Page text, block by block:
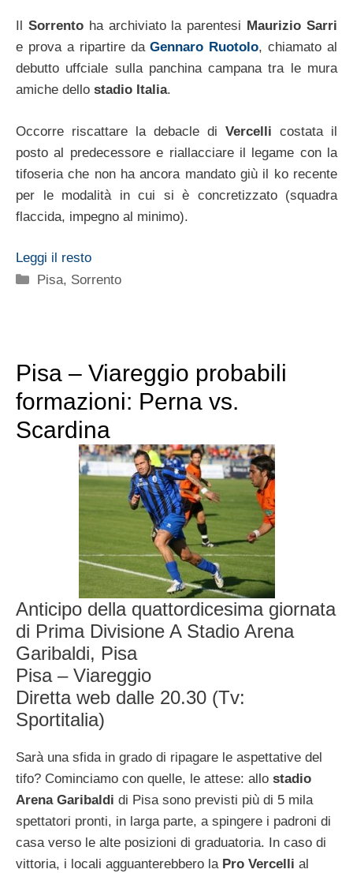
Sorrentoha archiviato la parentesi Maurizio Sarri
e prova a ripartire daGennaro Ruotolo, chiamato al
debutto uffciale sulla panchina campana tra le mura
amiche dello stadio Italia.
Occorre riscattare la debacle di Vercelli costata il
posto al predecessore e riallacciare il legame con la
tifoseria che non ha ancora mandato giù il ko recente
per le modalità in cui si è concretizzato (squadra
flaccida, impegno al minimo).
Leggi il resto
Categorie
Pisa, Sorrento
Pisa – Viareggio probabili
formazioni: Perna vs.
Scardina
Anticipo della quattordicesima giornata
di Prima Divisione A Stadio Arena
Garibaldi, Pisa
Pisa – Viareggio
Diretta web dalle 20.30 (Tv:
Sportitalia)
Sarà una sfida in grado di ripagare le aspettative del
tifo? Cominciamo con quelle, le attese: allo stadio
Arena Garibaldi di Pisa sono previsti più di 5 mila
spettatori pronti, in larga parte, a spingere i padroni di
casa verso le alte posizioni di graduatoria. In caso di
vittoria, i locali agguanterebbero la Pro Vercelli al